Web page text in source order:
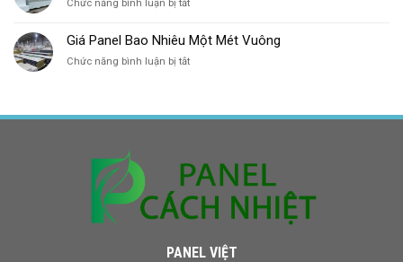
ỞTôn
Á
Chức năng bình luận bị tắtở
Máy
Panel
Giá
Giá Panel Bao Nhiêu Một Mét Vuông
Chức năng bình luận bị tắtở
Nhiêu
Vuông
PANEL VIỆT